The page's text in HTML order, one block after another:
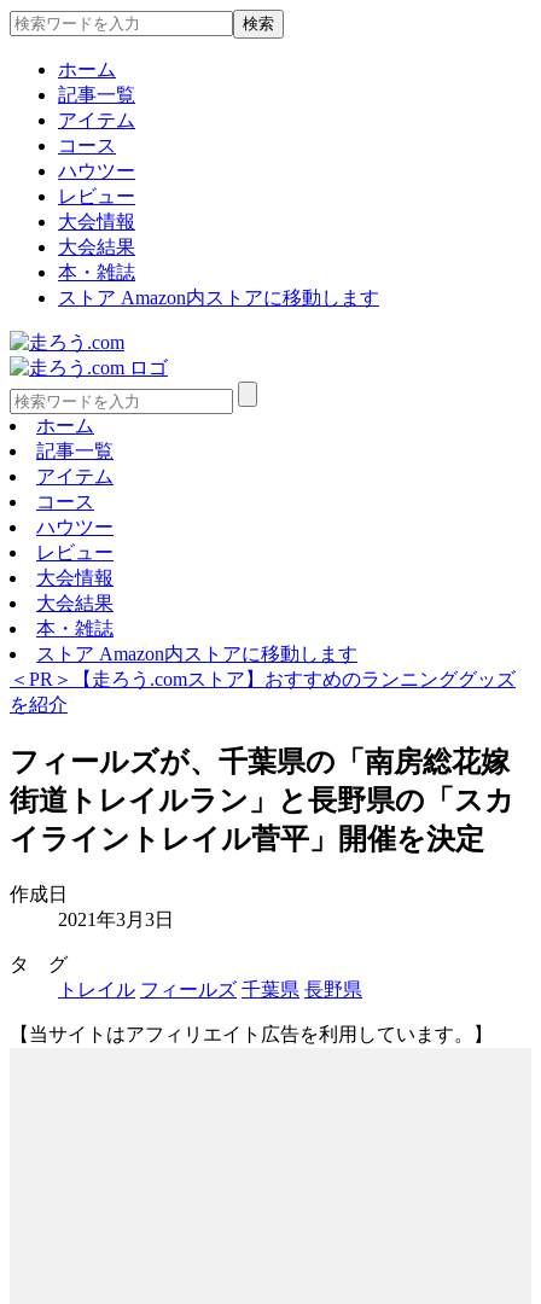
ホーム
記事一覧
アイテム
コース
ハウツー
レビュー
大会情報
大会結果
本・雑誌
ストア Amazon内ストアに移動します
ホーム
記事一覧
アイテム
コース
ハウツー
レビュー
大会情報
大会結果
本・雑誌
ストア Amazon内ストアに移動します
＜PR＞【走ろう.comストア】おすすめのランニンググッズ
を紹介
フィールズが、千葉県の「南房総花嫁
街道トレイルラン」と長野県の「スカ
イライントレイル菅平」開催を決定
作成日
2021年3月3日
タ グ
トレイル フィールズ 千葉県 長野県
【当サイトはアフィリエイト広告を利用しています。】